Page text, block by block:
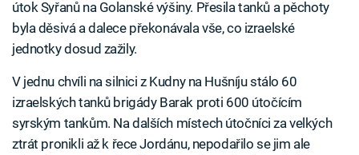
útok Syřanů na Golanské výšiny. Přesila tanků a pěchoty
byla děsivá a dalece překonávala vše, co izraelské
jednotky dosud zažily.
V jednu chvíli na silnici z Kudny na Hušníju stálo 60
izraelských tanků brigády Barak proti 600 útočícím
syrským tankům. Na dalších místech útočníci za velkých
ztrát pronikli až k řece Jordánu, nepodařilo se jim ale